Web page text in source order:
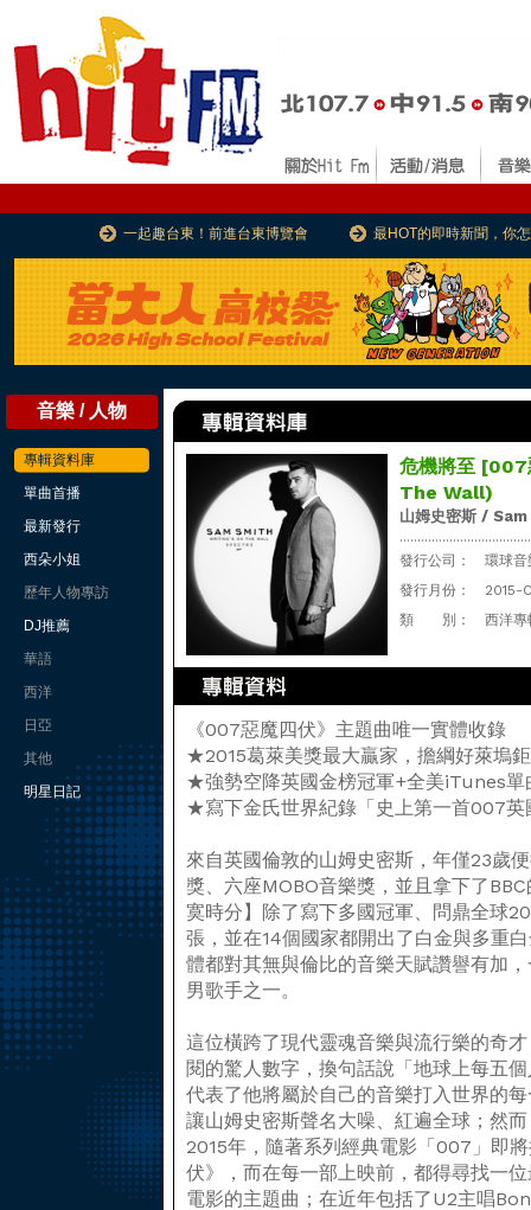
一起趣台東！前進台東博覽會 最HOT的即時新聞，你
音樂 / 人物
專輯資料庫
單曲首播
最新發行
西朵小姐
歷年人物專訪
DJ推薦
華語
西洋
日亞
其他
明星日記
危機將至 [007
The Wall)
山姆史密斯 /
發行公司：
環球
發行月份：
2015-
類 別：
西洋專
《007惡魔四伏》主題曲唯一實體收錄
★2015葛萊美獎最大贏家，擔綱好萊塢
★強勢空降英國金榜冠軍+全美iTunes單
★寫下金氏世界紀錄「史上第一首007英
來自英國倫敦的山姆史密斯，年僅23歲
獎、六座MOBO音樂獎，並且拿下了
寞時分】除了寫下多國冠軍、問鼎全球
張，並在14個國家都開出了白金與多重
體都對其無與倫比的音樂天賦讚譽有加
男歌手之一。
這位橫跨了現代靈魂音樂與流行樂的奇
閱的驚人數字，換句話說「地球上每五
代表了他將屬於自己的音樂打入世界的
讓山姆史密斯聲名大噪、紅遍全球；然
2015年，隨著系列經典電影「007」即
伏》，而在每一部上映前，都得尋找一
電影的主題曲；在近年包括了U2主唱